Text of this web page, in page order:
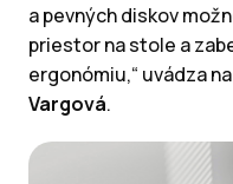
a pevných diskov
priestor na stole a
ergonómiu,“ uvádza
Vargová.